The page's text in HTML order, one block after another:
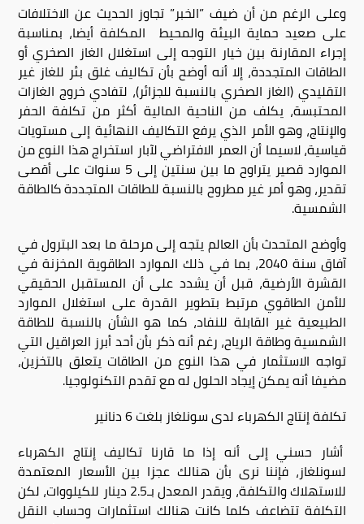
وعلى الرغم من أن ضيف ”الخبر” تجاوز الحديث عن الاختلافات
على صعيد حماية البيئة والمحيط المكلفة أيضا، بمناسبة
إجراء المقارنة بين خيار التوجه إلى استغلال الغاز الصخري أو
الطاقات المتجددة، إلا أنه أوضح بأن تكاليف غلق بئر للغاز غير
التقليدي (الغاز الصخري بالنسبة للجزائر)، لتفادي خروج الغازات
المحتبسة، يكلف من الناحية المالية أكثر من تكلفة الحفر
والإنتاج، وهو الأمر الذي يرفع التكاليف النهائية إلى مستويات
قياسية، لاسيما أن العمر الافتراضي لآبار استخراج هذا النوع من
الموارد قصير يتراوح ما بين سنتين إلى 5 سنوات على أقصى
تقدير، وهو أمر غير مطروح بالنسبة للطاقات المتجددة كالطاقة
الشمسية.
وأوضح المتحدث بأن العالم يتجه إلى مرحلة ما بعد البترول في
آفاق سنة 2040، بما في ذلك الموارد الطاقوية المخزنة في
القشرة الأرضية، قبل أن يشدد على أن المستقبل الحقيقي
للأمن الطاقوي مرتبط بتطوير القدرة على استغلال الموارد
الطبيعية غير القابلة للنفاد، كما هو الشأن بالنسبة للطاقة
الشمسية وطاقة الرياح، رغم أنه ذكر بأن أحد أبرز العراقيل التي
تواجه الاستثمار في هذا النوع من الطاقات يتعلق بالتخزين،
مضيفا أنه يمكن إيجاد الحلول له مع تقدم التكنولوجيا.
تكلفة إنتاج الكهرباء لدى سونلغاز بلغت 6 دنانير
أشار حسني إلى أنه إذا ما قارنا تكاليف إنتاج الكهرباء
لسونلغاز، فإننا نرى بأن هنالك عجزا بين الأسعار المعتمدة
للاستهلاك والتكلفة، ويقدر المعدل بـ2.5 دينار للكيلووات، لكن
التكلفة تتضاعف كلما كانت هنالك استثمارات وحساب النقل